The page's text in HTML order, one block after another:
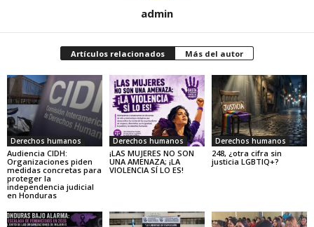
admin
Artículos relacionados Más del autor
Derechos humanos
Audiencia CIDH:
Organizaciones piden
medidas concretas para
proteger la
independencia judicial
en Honduras
Derechos humanos
¡LAS MUJERES NO SON
UNA AMENAZA; ¡LA
VIOLENCIA SÍ LO ES!
Derechos humanos
248, ¿otra cifra sin
justicia LGBTIQ+?